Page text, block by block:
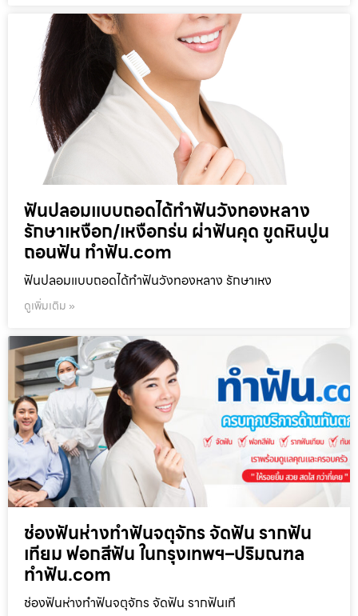
ฟันปลอมแบบถอดได้ทำฟันวังทองหลาง
รักษาเหงือก/เหงือกร่น ผ่าฟันคุด ขูดหินปูน
ถอนฟัน ทำฟัน.com
ฟันปลอมแบบถอดได้ทำฟันวังทองหลาง รักษาเหง
ดูเพิ่มเติม »
ช่องฟันห่างทำฟันจตุจักร จัดฟัน รากฟัน
เทียม ฟอกสีฟัน ในกรุงเทพฯ–ปริมณฑล
ทำฟัน.com
ช่องฟันห่างทำฟันจตุจักร จัดฟัน รากฟันเที